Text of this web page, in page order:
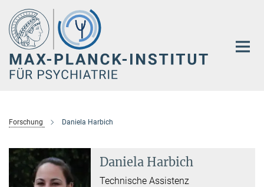
Hauptinhalt
Forschung Daniela Harbich
Daniela Harbich
Technische Assistenz